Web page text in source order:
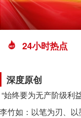
24小时热点
深度原创